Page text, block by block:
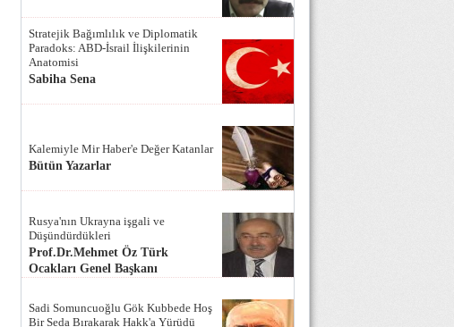
Stratejik Bağımlılık ve Diplomatik
Paradoks: ABD-İsrail İlişkilerinin
Anatomisi
Sabiha Sena
Kalemiyle Mir Haber'e Değer Katanlar
Bütün Yazarlar
Rusya'nın Ukrayna işgali ve
Düşündürdükleri
Prof.Dr.Mehmet Öz Türk
Ocakları Genel Başkanı
Sadi Somuncuoğlu Gök Kubbede Hoş
Bir Seda Bırakarak Hakk'a Yürüdü